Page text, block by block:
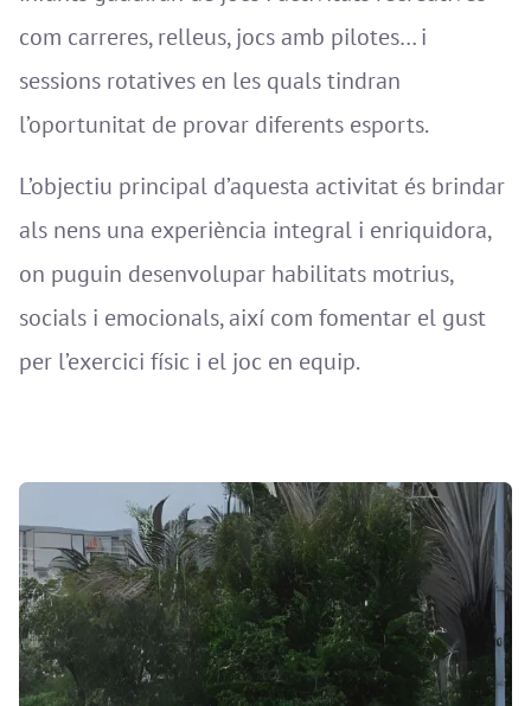
com carreres, relleus, jocs amb pilotes… i
sessions rotatives en les quals tindran
l’oportunitat de provar diferents esports.
L’objectiu principal d’aquesta activitat és brindar
als nens una experiència integral i enriquidora,
on puguin desenvolupar habilitats motrius,
socials i emocionals, així com fomentar el gust
per l’exercici físic i el joc en equip.